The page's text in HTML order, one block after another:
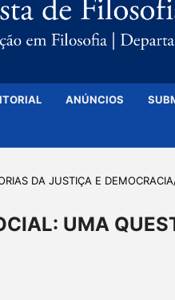
ANÚNCIOS
DA JUSTIÇA E
UMA